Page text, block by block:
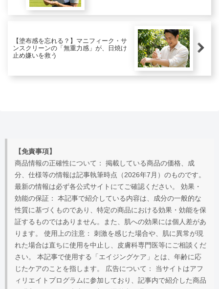
【塗布感を忘れる？】マニフィーク・サ
ンスクリーンの「無重力感」が、日焼け
止め嫌いを救う
【免責事項】
商品情報の正確性について： 掲載している商品の価格、成
分、仕様等の情報は記事執筆時点（2026年7月）のものです。
最新の情報は必ず各公式サイトにてご確認ください。 効果・
効能の保証： 本記事で紹介している内容は、成分の一般的な
性質に基づくものであり、特定の商品における効果・効能を保
証するものではありません。また、肌への効果には個人差があ
ります。 使用上の注意： 刺激を感じた場合や、肌に異常が現
れた場合は直ちに使用を中止し、皮膚科専門医等にご相談くだ
さい。 本記事で使用する「エイジングケア」とは、年齢に応
じたケアのことを指します。 広告について： 当サイトはアフ
ィリエイトプログラムに参加しており、記事内で紹介した商品